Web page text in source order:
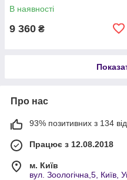
В наявності
9 360 ₴
Про нас
93% позитивних з 134
Працює з 12.08.2018
м. Київ
вул. Зоологічна,5, Київ,